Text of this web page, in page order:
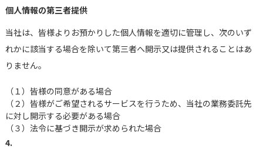
個人情報の第三者提供
当社は、皆様よりお預かりした個人情報を適切に管理し、次のいず
れかに該当する場合を除いて第三者へ開示又は提供されることはあ
りません。
（１） 皆様の同意がある場合
（２） 皆様がご希望されるサービスを行うため、当社の業務委託先
に対し開示する必要がある場合
（３） 法令に基づき開示が求められた場合
4.